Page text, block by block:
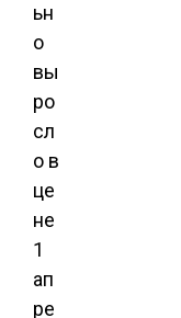
ьн
о
вы
ро
сл
о в
це
не
1
ап
ре